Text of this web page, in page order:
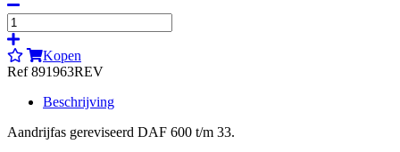
Kopen
Ref 891963REV
Beschrijving
Aandrijfas gereviseerd DAF 600 t/m 33.